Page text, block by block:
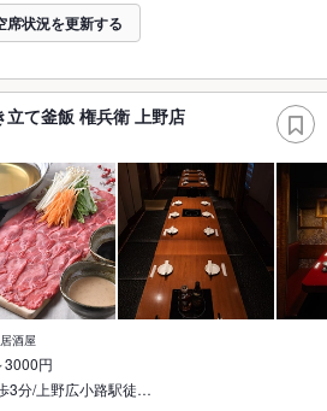
席状況を更新する
て釜飯 権兵衛 上野店
酒屋
3000円
3分/上野広小路駅徒…